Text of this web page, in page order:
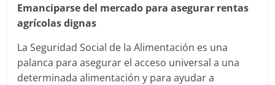
Emanciparse del mercado para asegurar rentas
agrícolas dignas
La Seguridad Social de la Alimentación es una
palanca para asegurar el acceso universal a una
determinada alimentación y para ayudar a